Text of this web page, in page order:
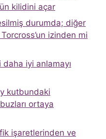
kilidini açar
durumda; diğer
Torcross’un izinden mi
iyi anlamayı
kutbundaki
ortaya
işaretlerinden ve